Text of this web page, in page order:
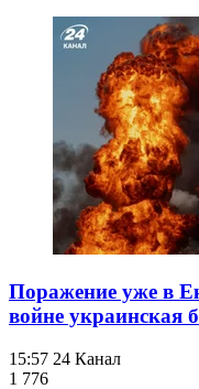
Поражение уже в
войне украинская
15:57 24 Канал
1 776